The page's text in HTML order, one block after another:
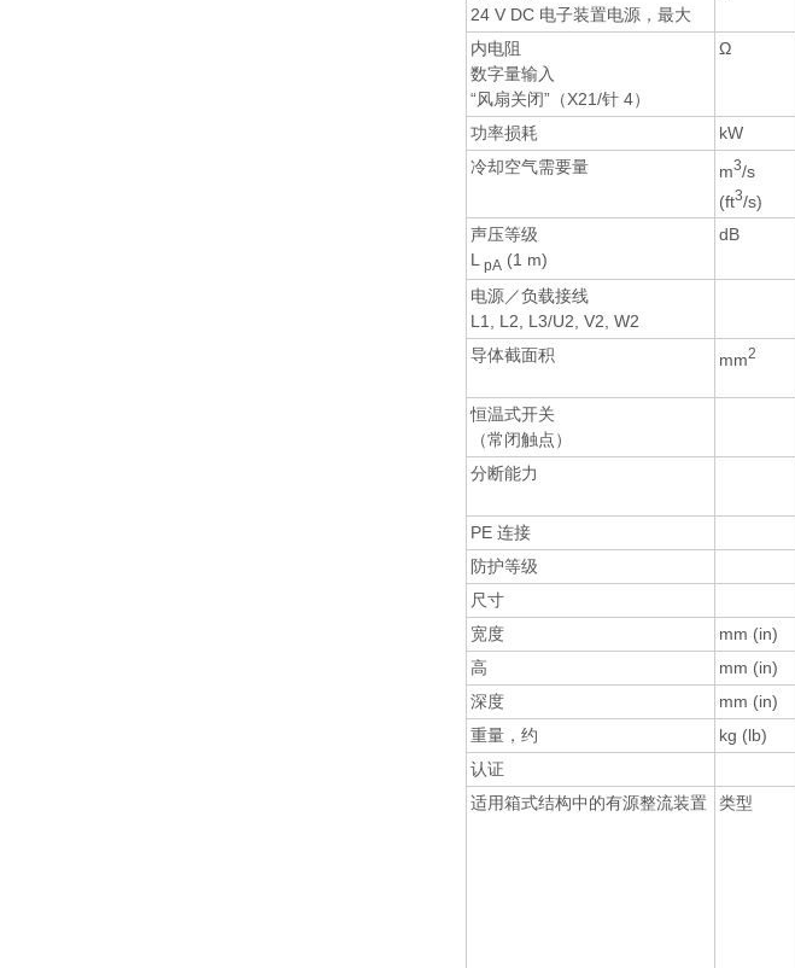
24 V DC 电子装置电源，最大
内电阻
数字量输入
“风扇关闭”（X21/针 4）
Ω
功率损耗 kW
冷却空气需要量
m3/s
(ft3/s)
声压等级
L
pA (1 m)
dB
电源／负载接线
L1, L2, L3/U2, V2, W2
导体截面积 mm2
恒温式开关
（常闭触点）
分断能力
PE 连接
防护等级
尺寸
宽度
mm (in)
高
mm (in)
深度
mm (in)
重量，约
kg (lb)
认证
适用箱式结构中的有源整流装置
类型